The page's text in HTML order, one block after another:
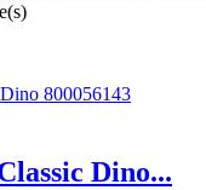
Dino...